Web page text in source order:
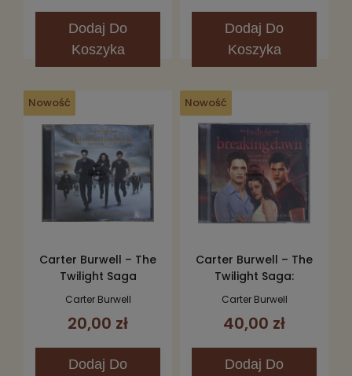
Dodaj Do
Koszyka
Dodaj Do
Koszyka
Nowość
Carter Burwell – The
Twilight Saga
Breaking Dawn, Part 2
Picture Score) CD
Carter Burwell
20,00 zł
Dodaj Do
Nowość
Carter Burwell – The
Twilight Saga:
Breaking Dawn - Part
Carter Burwell
40,00 zł
Dodaj Do